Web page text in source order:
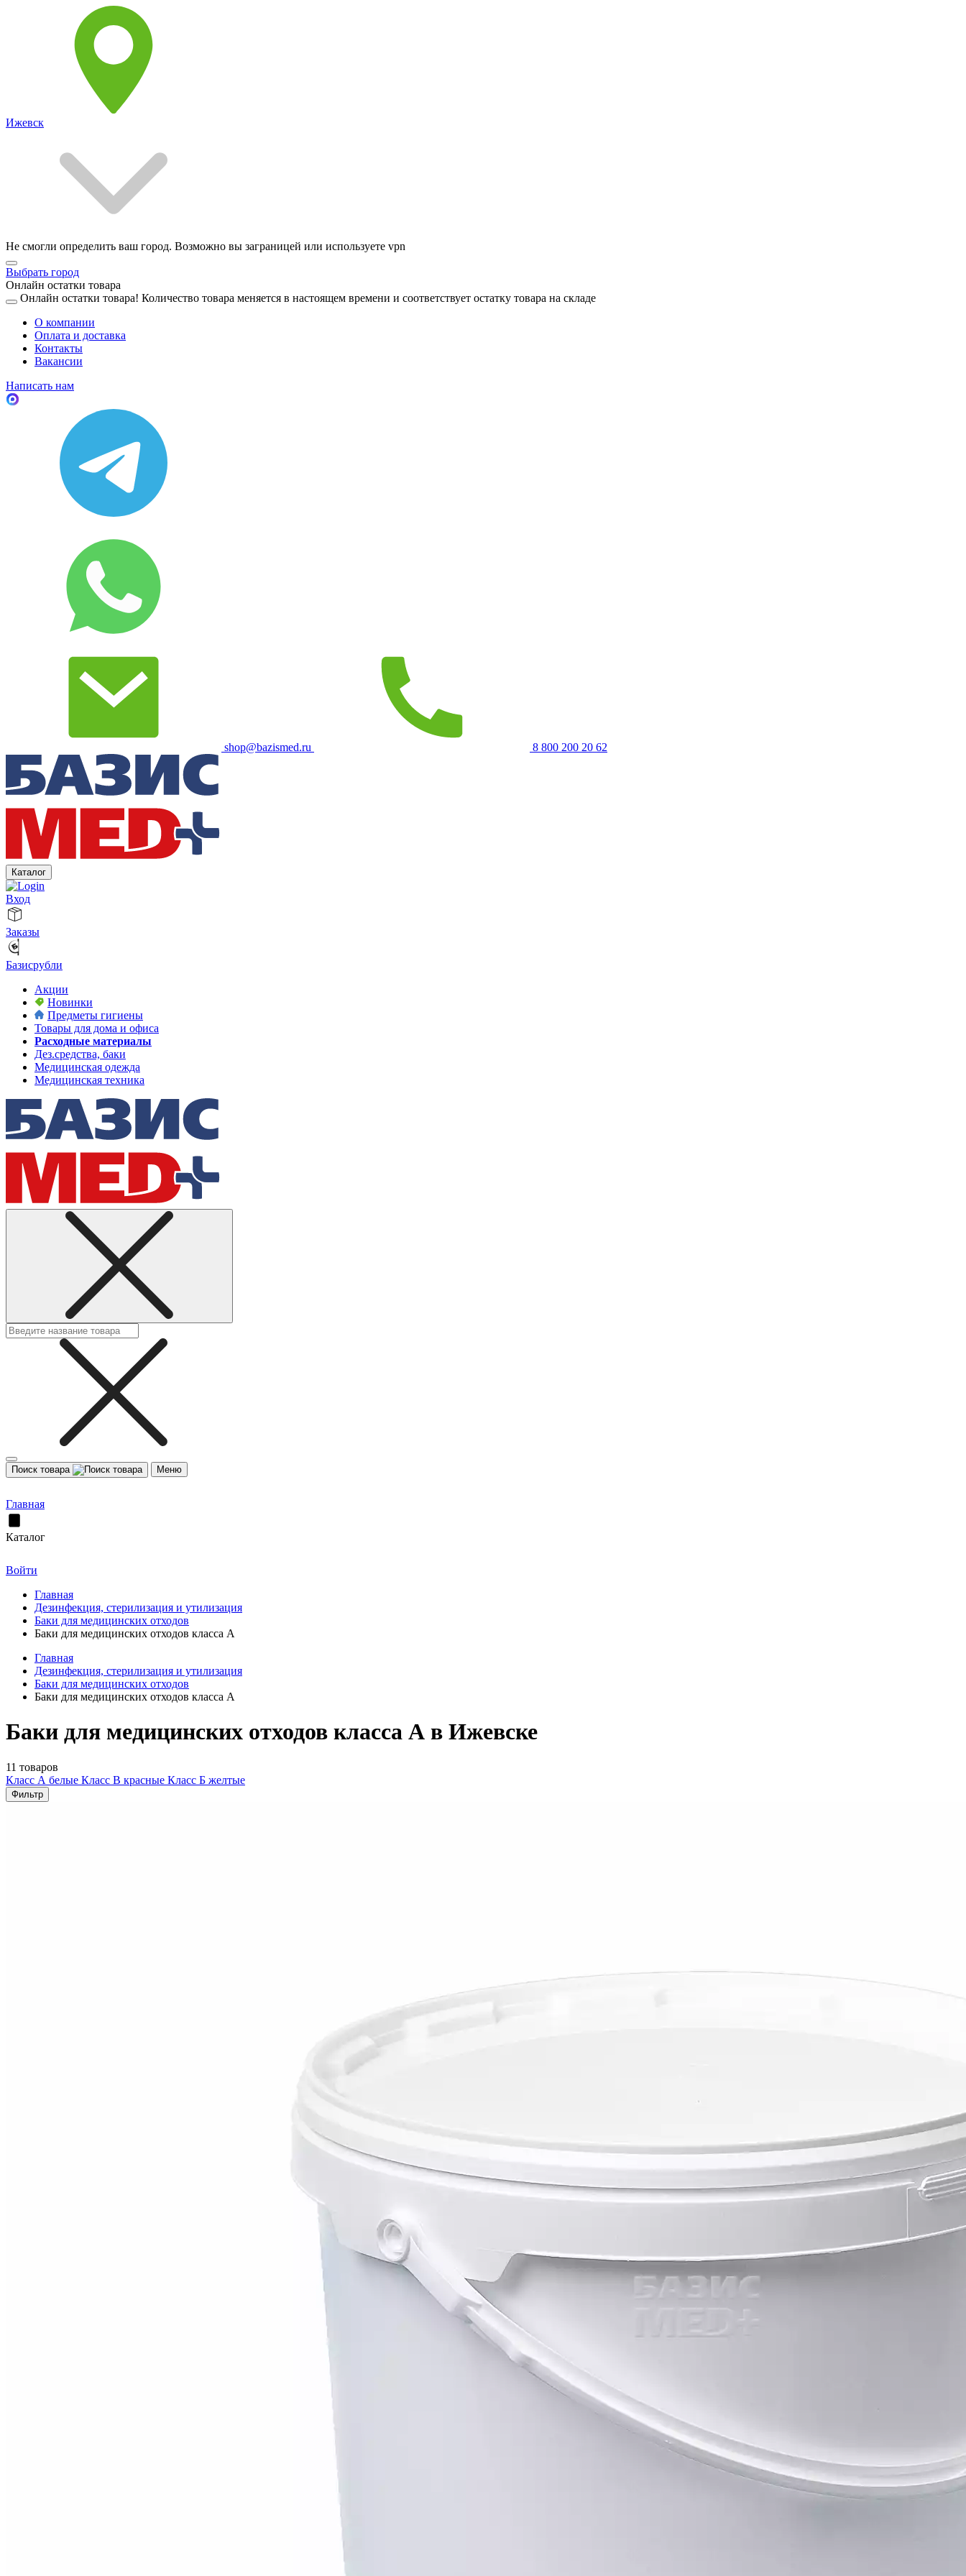
Ижевск
Не смогли определить ваш город. Возможно вы заграницей или используете vpn
Выбрать город
Онлайн остатки товара
Онлайн остатки товара! Количество товара меняется в настоящем времени и соответствует остатку товара на складе
О компании
Оплата и доставка
Контакты
Вакансии
Написать нам
shop@bazismed.ru 8 800 200 20 62
Каталог
Вход
Заказы
Базисрубли
Акции
Новинки
Предметы гигиены
Товары для дома и офиса
Расходные материалы
Дез.средства, баки
Медицинская одежда
Медицинская техника
Поиск товара Меню
Главная
Каталог
Войти
Главная
Дезинфекция, стерилизация и утилизация
Баки для медицинских отходов
Баки для медицинских отходов класса А
Главная
Дезинфекция, стерилизация и утилизация
Баки для медицинских отходов
Баки для медицинских отходов класса А
Баки для медицинских отходов класса А в Ижевске
11 товаров
Класс А белые Класс В красные Класс Б желтые
Фильтр